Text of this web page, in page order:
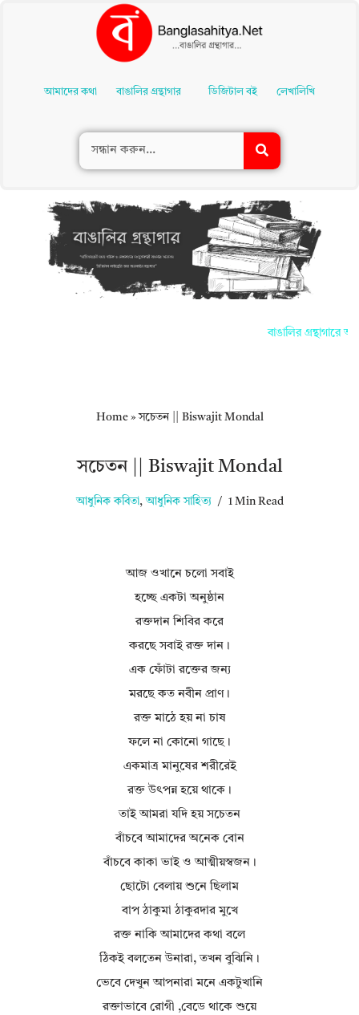
Contentআমাদের কথা বাঙালির গ্রন্থাগার ডিজিটাল বই লেখালিখি
বাঙালির গ্রন্থাগারে
Home»সচেতন || Biswajit Mondal
সচেতন || Biswajit Mondal
আধুনিক কবিতা, আধুনিক সাহিত্য 1 Min Read
আজ ওখানে চলো সবাই
হচ্ছে একটা অনুষ্ঠান
রক্তদান শিবির করে
করছে সবাই রক্ত দান।
এক ফোঁটা রক্তের জন্য
মরছে কত নবীন প্রাণ।
রক্ত মাঠে হয় না চাষ
ফলে না কোনো গাছে।
একমাত্র মানুষের শরীরেই
রক্ত উৎপন্ন হয়ে থাকে।
তাই আমরা যদি হয় সচেতন
বাঁচবে আমাদের অনেক বোন
বাঁচবে কাকা ভাই ও আত্মীয়স্বজন।
ছোটো বেলায় শুনে ছিলাম
বাপ ঠাকুমা ঠাকুরদার মুখে
রক্ত নাকি আমাদের কথা বলে
ঠিকই বলতেন উনারা, তখন বুঝিনি।
ভেবে দেখুন আপনারা মনে একটুখানি
রক্তাভাবে রোগী ,বেডে থাকে শুয়ে